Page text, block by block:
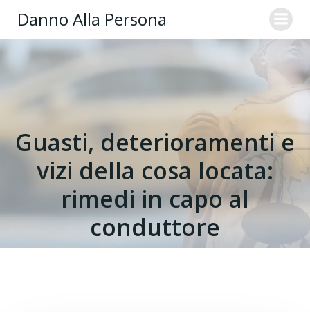
Danno Alla Persona
Guasti, deterioramenti e
vizi della cosa locata:
rimedi in capo al
conduttore